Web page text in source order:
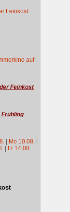
Feinkost
auf
Feinkost
| Mo 10.08. |
| Fr 14.08.